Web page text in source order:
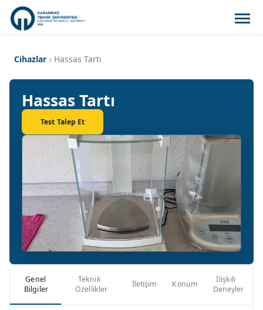
Cihazlar Hassas Tartı
Hassas Tartı
Test Talep Et
Genel
Bilgiler
Teknik
Özellikler
İletişim Konum
İlişkili
Deneyler